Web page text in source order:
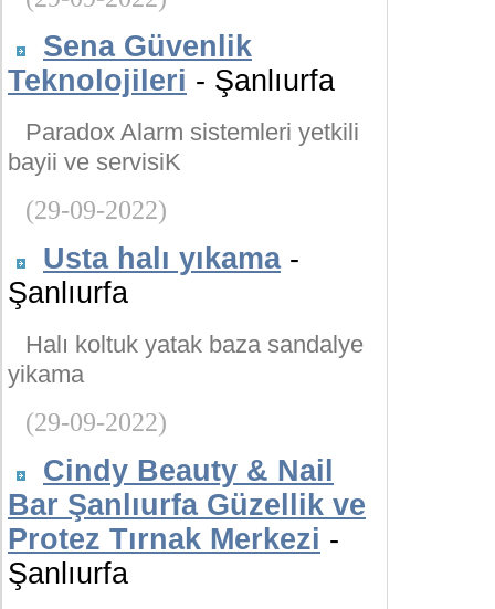
Sena Güvenlik
Teknolojileri - Şanlıurfa
Paradox Alarm sistemleri yetkili
bayii ve servisiK
(29-09-2022)
Usta halı yıkama-
Şanlıurfa
Halı koltuk yatak baza sandalye
yikama
(29-09-2022)
Cindy Beauty & Nail
Bar Şanlıurfa Güzellik ve
Protez Tırnak Merkezi -
Şanlıurfa